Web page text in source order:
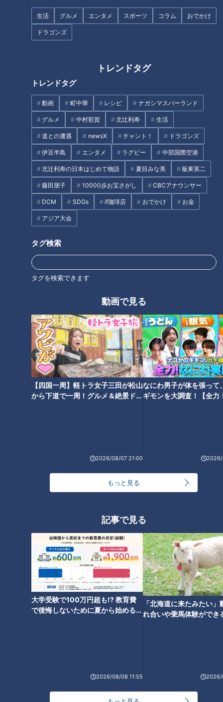
生活 グルメ エンタメ スポーツ コラム おでかけ
ドラゴンズ
トレンドタグ
トレンドタグ
動画 町中華 レシピ ナガシマスパーランド
グルメ 中村彩賀 北辻利寿 生活
道との遭遇 newsX チャント！ ドラゴンズ
伊豆半島 エンタメ ラグビー 中部国際空港
北辻利寿の日本はじめて物語 夏目みな美 板東英二
藤田朋子 10000歩お宝さがし CBCアナウンサー
DCM SDGs if珈琲店 おでかけ お金
アジア大会
タグ検索
タグを検索できます
動画で見る
【四国一周】軽トラ女子三田が松山
から下道で一周！グルメ＆絶景ドラ
2026/08/07 21:00
なにわ男子が体を張って
ギモンを大調査！【全力
2026/
もっと見る
記事で見る
大学受験で100万円超も!? 教育費
で後悔しないために夏から始めるお
2026/08/08 11:55
「北海道に来たみたい」
れ合いや乗馬体験ができ
2026/
な使い方を大調査
リップ術
ド『やじろ』をいただきます！
【愛されフード】
ヘアメイク直伝のアイシャドウ
の塗り方＆ヨレないコツを徹底
解説
グルメ チャント！ 加藤愛 愛されフード
番組紹介
いただきます！ほぼ地元だけ愛されフード
身近な生活情報から芸能、どこよりも詳しい天気情報などなど、東
海3県にとことん寄り添う新しい報道・情報番組。毎週月～金曜 午
ホームページ
番組サイト
最新話の見逃し配信はこちら
ほぼ愛知・みよし市だけ愛され
ほぼ岐阜・高山市の愛されフー
ド『やよいそばの肉球』をいた
だきます！【チャント！】
ほぼ三重・紀北町の愛されフー
ド『くき漬け』をいただきま
す！【チャント！】
ド『和泉長そうめん』をいただ